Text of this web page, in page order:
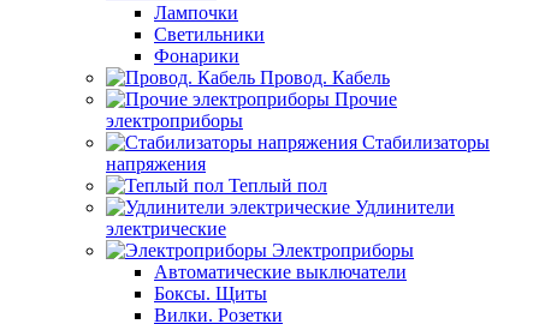
Лампочки
Светильники
Фонарики
Провод. Кабель
Прочие
электроприборы
Стабилизаторы
напряжения
Теплый пол
Удлинители
электрические
Электроприборы
Автоматические выключатели
Боксы. Щиты
Вилки. Розетки